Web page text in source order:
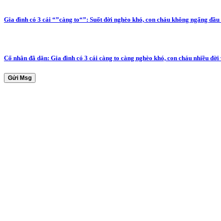
Gia đình có 3 cái “”càng to“”: Suốt đời nghèo khó, con cháu không ngẩng
Cổ nhân đã dặn: Gia đình có 3 cái càng to càng nghèo khó, con cháu nhiều
Gửi Msg